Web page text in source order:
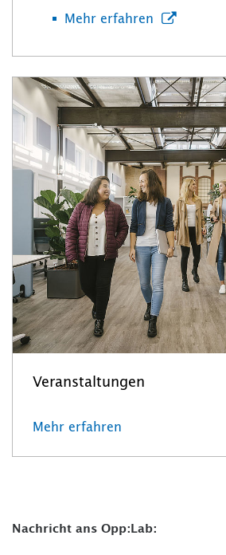
Mehr erfahren
Veranstaltungen
Mehr erfahren
Nachricht ans Opp:Lab: